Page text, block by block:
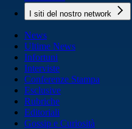
I siti del nostro network
News
Ultime News
Infortuni
Interviste
Conferenze Stampa
Esclusive
Rubriche
Editoriali
Gossip e Curiosità